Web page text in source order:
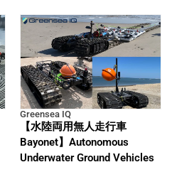
Greensea IQ
【水陸両用無人走行車
Bayonet】Autonomous
Underwater Ground Vehicles